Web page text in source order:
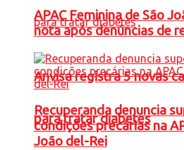
Anvisa registra 5 novas
para tratar diabetes
APAC Feminina de São
nota após denúncias de
Recuperanda denuncia
condições precárias na
João del-Rei